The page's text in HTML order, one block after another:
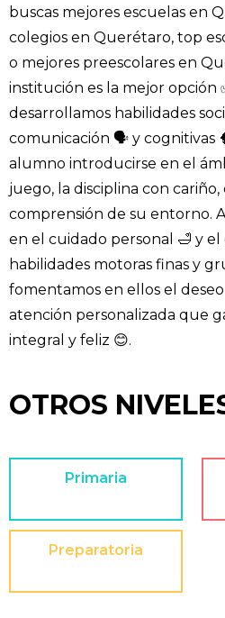
buscas mejores escuelas en
colegios en Querétaro, top
o mejores preescolares en
institución es la mejor opción
desarrollamos habilidades
comunicación 🗣️ y cognitivas
alumno introducirse en el
juego, la disciplina con
comprensión de su entorno.
en el cuidado personal 🛁 y el
habilidades motoras finas y
fomentamos en ellos el
atención personalizada que
integral y feliz 😊.
OTROS
Primaria
Preparatoria